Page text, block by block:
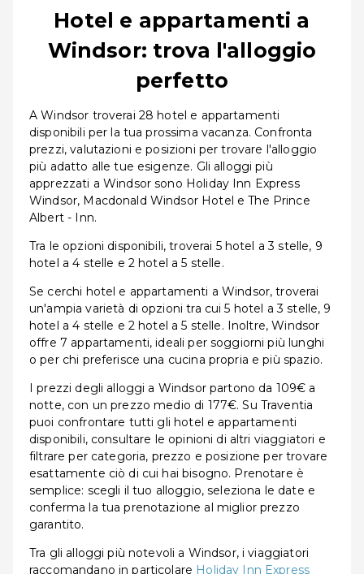
Hotel e appartamenti a
Windsor: trova l'alloggio
perfetto
A Windsor troverai 28 hotel e appartamenti
disponibili per la tua prossima vacanza. Confronta
prezzi, valutazioni e posizioni per trovare l'alloggio
più adatto alle tue esigenze. Gli alloggi più
apprezzati a Windsor sono Holiday Inn Express
Windsor, Macdonald Windsor Hotel e The Prince
Albert - Inn.
Tra le opzioni disponibili, troverai 5 hotel a 3 stelle, 9
hotel a 4 stelle e 2 hotel a 5 stelle.
Se cerchi hotel e appartamenti a Windsor, troverai
un'ampia varietà di opzioni tra cui 5 hotel a 3 stelle, 9
hotel a 4 stelle e 2 hotel a 5 stelle. Inoltre, Windsor
offre 7 appartamenti, ideali per soggiorni più lunghi
o per chi preferisce una cucina propria e più spazio.
I prezzi degli alloggi a Windsor partono da 109€ a
notte, con un prezzo medio di 177€. Su Traventia
puoi confrontare tutti gli hotel e appartamenti
disponibili, consultare le opinioni di altri viaggiatori e
filtrare per categoria, prezzo e posizione per trovare
esattamente ciò di cui hai bisogno. Prenotare è
semplice: scegli il tuo alloggio, seleziona le date e
conferma la tua prenotazione al miglior prezzo
garantito.
Tra gli alloggi più notevoli a Windsor, i viaggiatori
raccomandano in particolare Holiday Inn Express